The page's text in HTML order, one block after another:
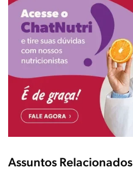
Assuntos Relacionados